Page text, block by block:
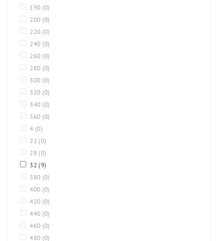
190 (0)
200 (0)
220 (0)
240 (0)
260 (0)
280 (0)
300 (0)
320 (0)
340 (0)
360 (0)
4 (0)
22 (0)
28 (0)
32(9)
380 (0)
400 (0)
420 (0)
440 (0)
460 (0)
480 (0)